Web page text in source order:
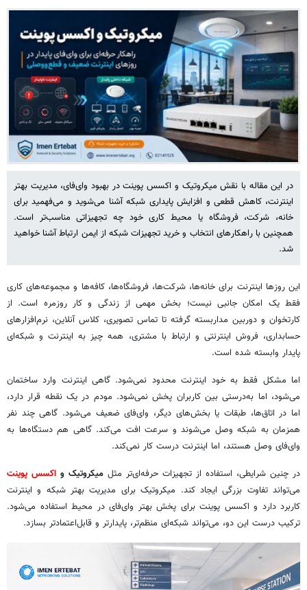
در این مقاله با نقش میکروتیک و اکسس پوینت در بهبود وای‌فای، مدیریت بهتر
اینترنت، کاهش قطعی و افزایش پایداری شبکه آشنا می‌شوید و می‌فهمید برای
خانه، شرکت، فروشگاه یا محیط کاری خود چه تجهیزاتی مناسب‌تر است.
همچنین با راهکارهای انتخاب و خرید تجهیزات شبکه از ایمن ارتباط آشنا خواهید
شد.
این روزها اینترنت برای خانه‌ها، شرکت‌ها، فروشگاه‌ها، کافه‌ها و مجموعه‌های کاری
فقط یک امکان جانبی نیست؛ بخش مهمی از زندگی و کار روزمره است. از
کارتخوان و دوربین مداربسته گرفته تا تماس تصویری، کلاس آنلاین، نرم‌افزارهای
حسابداری، فروش اینترنتی و ارتباط با مشتری، همه چیز به اینترنت و شبکه‌ای
پایدار وابسته شده است.
اما مشکل فقط به خود اینترنت محدود نمی‌شود. گاهی اینترنت وارد ساختمان
می‌شود، اما به‌درستی بین کاربران پخش نمی‌شود. مودم در یک نقطه قرار دارد،
اما در اتاق‌ها، طبقات یا بخش‌های دیگر، وای‌فای ضعیف می‌شود. گاهی چند نفر
همزمان به شبکه وصل می‌شوند و سرعت افت می‌کند. گاهی هم دستگاه‌ها به
وای‌فای وصل هستند، اما اینترنت درست کار نمی‌کند.
در چنین شرایطی، استفاده از تجهیزات حرفه‌ای‌تر مثل میکروتیک و اکسس پوینت
می‌تواند تفاوت بزرگی ایجاد کند. میکروتیک برای مدیریت بهتر شبکه و اینترنت
کاربرد دارد و اکسس پوینت برای پخش بهتر وای‌فای در محیط استفاده می‌شود.
ترکیب درست این دو، می‌تواند شبکه‌ای منظم‌تر، پایدارتر و قابل‌اعتمادتر بسازد.